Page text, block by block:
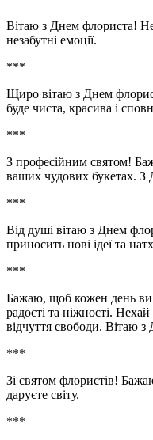
Вітаю з Днем флориста!
незабутні емоції.
***
Щиро вітаю з Днем
буде чиста, красива і
***
З професійним святом!
ваших чудових букетах. З
***
Від душі вітаю з Днем
приносить нові ідеї та
***
Бажаю, щоб кожен день ви
радості та ніжності.
відчуття свободи. Вітаю
***
Зі святом флористів!
даруєте світу.
***